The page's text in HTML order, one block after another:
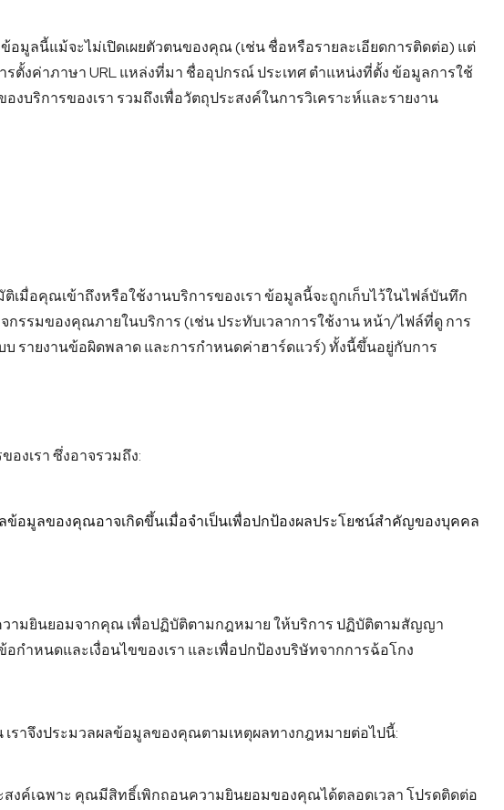
มูลนี้แม้จะไม่เปิดเผยตัวตนของคุณ (เช่น ชื่อหรือรายละเอียดการติดต่อ) แต่
ตั้งค่าภาษา URL แหล่งที่มา ชื่ออุปกรณ์ ประเทศ ตำแหน่งที่ตั้ง ข้อมูลการใช้
บริการของเรา รวมถึงเพื่อวัตถุประสงค์ในการวิเคราะห์และรายงาน
เมื่อคุณเข้าถึงหรือใช้งานบริการของเรา ข้อมูลนี้จะถูกเก็บไว้ในไฟล์บันทึก
กรรมของคุณภายในบริการ (เช่น ประทับเวลาการใช้งาน หน้า/ไฟล์ที่ดู การ
รายงานข้อผิดพลาด และการกำหนดค่าฮาร์ดแวร์) ทั้งนี้ขึ้นอยู่กับการ
งเรา ซึ่งอาจรวมถึง:
อมูลของคุณอาจเกิดขึ้นเมื่อจำเป็นเพื่อปกป้องผลประโยชน์สำคัญของบุคคล
วามยินยอมจากคุณ เพื่อปฏิบัติตามกฎหมาย ให้บริการ ปฏิบัติตามสัญญา
ำหนดและเงื่อนไขของเรา และเพื่อปกป้องบริษัทจากการฉ้อโกง
ราจึงประมวลผลข้อมูลของคุณตามเหตุผลทางกฎหมายต่อไปนี้:
ค์เฉพาะ คุณมีสิทธิ์เพิกถอนความยินยอมของคุณได้ตลอดเวลา โปรดติดต่อ